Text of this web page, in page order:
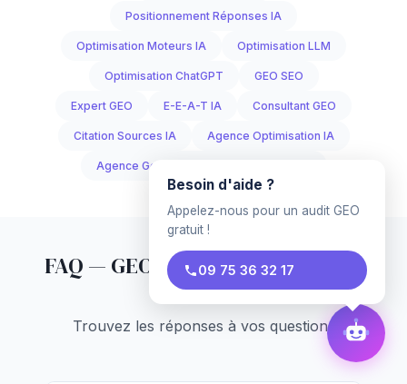
Positionnement Réponses IA
Optimisation Moteurs IA Optimisation LLM
Optimisation ChatGPT GEO SEO
Expert GEO E-E-A-T IA Consultant GEO
Citation Sources IA Agence Optimisation IA
Agence Generative Engine Optimization
FAQ — GEO pourAdministrateur
Judiciaire
Trouvez les réponses à vos questions
Besoin d'aide ?
Appelez-nous pour un audit GEO
gratuit !
09 75 36 32 17